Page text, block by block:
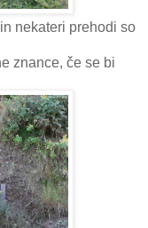
nekateri prehodi so
znance, če se bi